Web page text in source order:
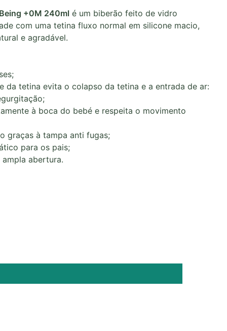
+0M 240ml é um biberão feito de vidro
com uma tetina fluxo normal em silicone macio,
e agradável.
da tetina evita o colapso da tetina e a entrada de ar:
à boca do bebé e respeita o movimento
graças à tampa anti fugas;
para os pais;
abertura.